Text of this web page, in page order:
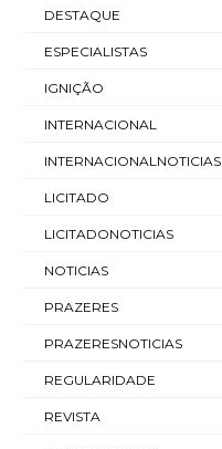
DESTAQUE
ESPECIALISTAS
IGNIÇÃO
INTERNACIONAL
INTERNACIONALNOTICIAS
LICITADO
LICITADONOTICIAS
NOTICIAS
PRAZERES
PRAZERESNOTICIAS
REGULARIDADE
REVISTA